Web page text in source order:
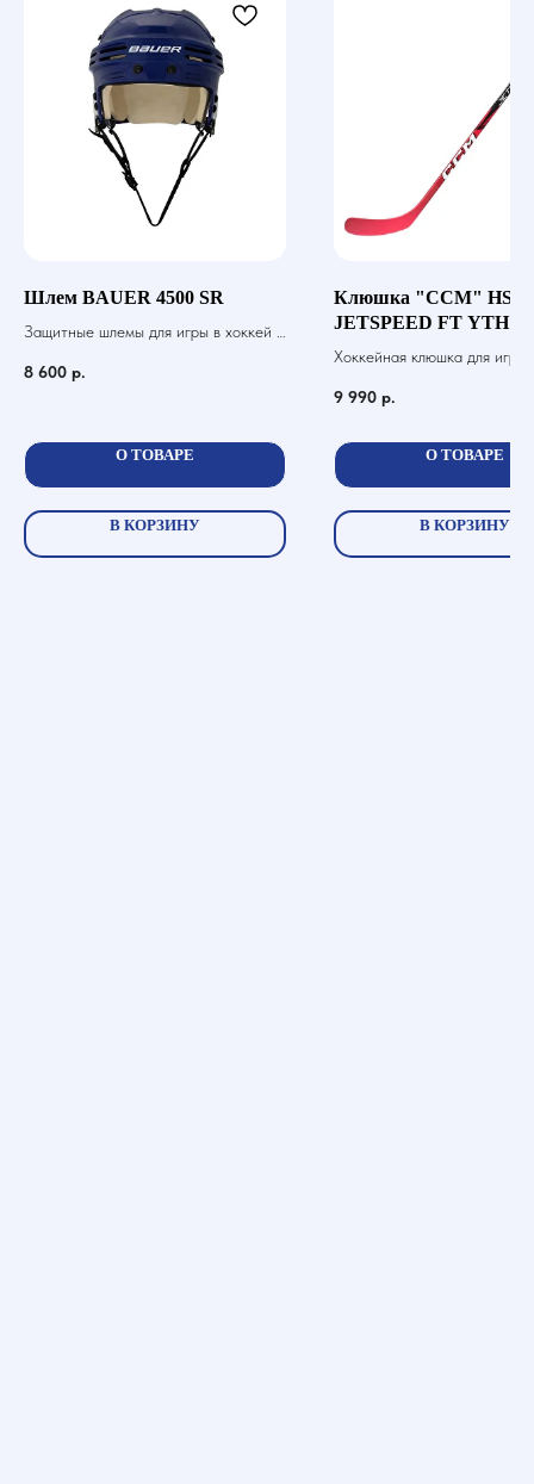
Шлем BAUER 4500 SR
Защитные шлемы для игры в хоккей с
8 600 р.
О ТОВАРЕ
В КОРЗИНУ
Клюшка "CCM" HS
JETSPEED FT YTH
Хоккейная клюшка для игры
9 990 р.
О ТОВАРЕ
В КОРЗИНУ